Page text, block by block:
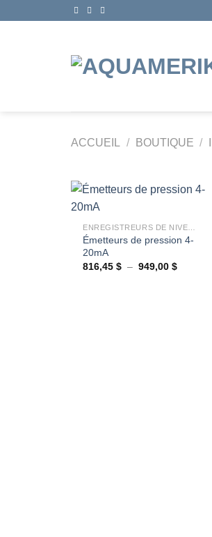
ACCUEIL / BOUTIQUE /
Ajouter
wishlist
Émetteurs de pression 4-
20mA
816,45$ – 949,00$Plage